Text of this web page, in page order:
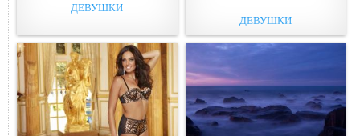
ДЕВУШКИ
ДЕВУШКИ